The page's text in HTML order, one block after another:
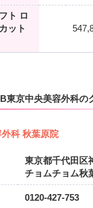
ト ロ
ット
東京中央美容外科の
科 秋葉原院
東京都千代田区
チョムチョム秋
0120-427-753